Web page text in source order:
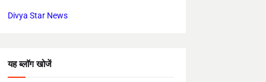
Divya Star News
यह ब्लॉग खोजें